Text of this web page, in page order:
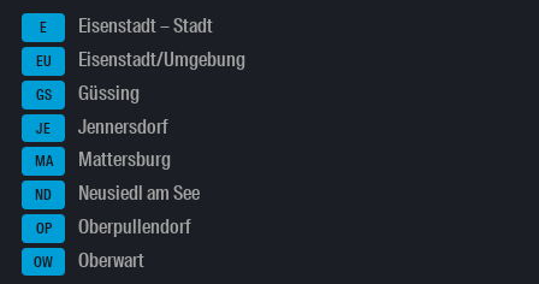
E Eisenstadt – Stadt
EU Eisenstadt/Umgebung
GS Güssing
JE Jennersdorf
MA Mattersburg
ND Neusiedl am See
OP Oberpullendorf
OW Oberwart